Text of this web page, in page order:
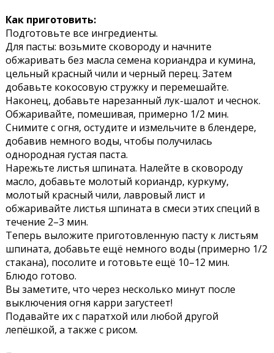
Как приготовить:
Подготовьте все ингредиенты.
Для пасты: возьмите сковороду и начните
обжаривать без масла семена кориандра и кумина,
цельный красный чили и черный перец. Затем
добавьте кокосовую стружку и перемешайте.
Наконец, добавьте нарезанный лук-шалот и чеснок.
Обжаривайте, помешивая, примерно 1/2 мин.
Снимите с огня, остудите и измельчите в блендере,
добавив немного воды, чтобы получилась
однородная густая паста.
Нарежьте листья шпината. Налейте в сковороду
масло, добавьте молотый кориандр, куркуму,
молотый красный чили, лавровый лист и
обжаривайте листья шпината в смеси этих специй в
течение 2–3 мин.
Теперь выложите приготовленную пасту к листьям
шпината, добавьте ещё немного воды (примерно 1/2
стакана), посолите и готовьте ещё 10–12 мин.
Блюдо готово.
Вы заметите, что через несколько минут после
выключения огня карри загустеет!
Подавайте их с паратхой или любой другой
лепёшкой, а также с рисом.